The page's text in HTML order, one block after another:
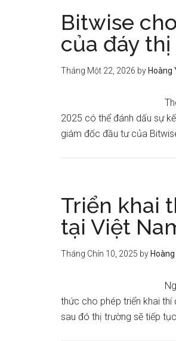
Bitwise
của đáy
Tháng Một 22, 2026 by Hoàng
2025 có thể đánh dấu sự
giám đốc đầu tư của
Triển khai
tại Việt
Tháng Chín 10, 2025 by
thức cho phép triển khai
sau đó thị trường sẽ tiếp